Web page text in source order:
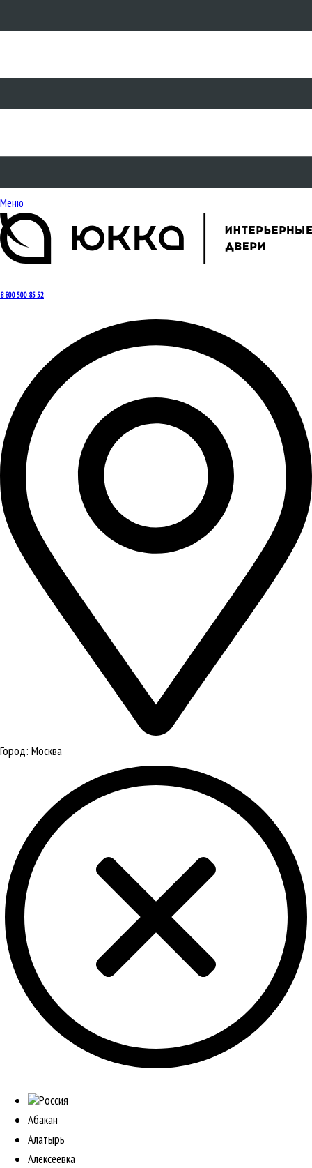
Меню
8 800 500 85 52
Город: Москва
Россия
Абакан
Алатырь
Алексеевка